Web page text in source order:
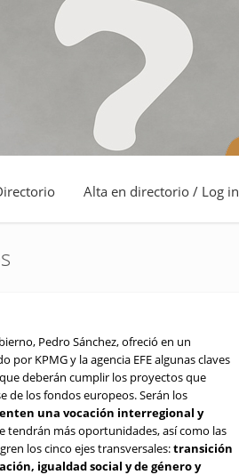
Alta en directorio / Log in
Pedro Sánchez, ofreció en un
por KPMG y la agencia EFE algunas claves
deberán cumplir los proyectos que
de los fondos europeos. Serán los
una vocación interregional y
tendrán más oportunidades, así como las
los cinco ejes transversales:transición
igualdad social y de género y